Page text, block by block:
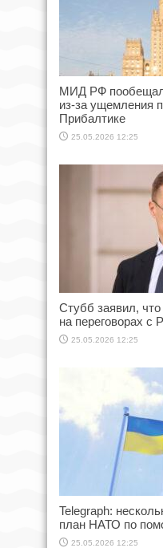
МИД РФ
из-за ущемления
Прибалтике
25.05.2026 12:25
Стубб заявил,
на переговорах с
25.05.2026 12:25
Telegraph:
план НАТО по
25.05.2026 12:25